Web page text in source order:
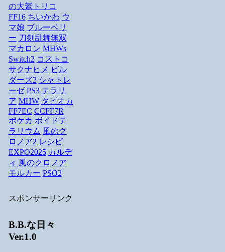
の大鷲トリコ
FF16 ちいかわ ウ
マ娘 ブルーベリ
ー 刀剣乱舞無双
マカロン MHWs
Switch2 コストコ
サクナヒメ ビル
ダーズ2 シャトレ
ーゼ PS3 テラリ
ア MHW タピオカ
FF7EC CCFF7R
ポケカ ボイドテ
ラリウム 風のク
ロノア2 レシピ
EXPO2025 カルデ
ィ 風のクロノア
モルカー PSO2
スポンサーリンク
B.B.な日々
Ver.1.0